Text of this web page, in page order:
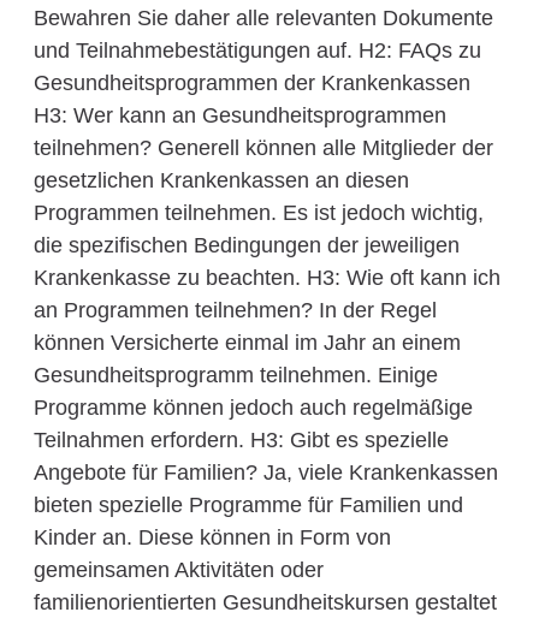
Bewahren Sie daher alle relevanten Dokumente
und Teilnahmebestätigungen auf. H2: FAQs zu
Gesundheitsprogrammen der Krankenkassen
H3: Wer kann an Gesundheitsprogrammen
teilnehmen? Generell können alle Mitglieder der
gesetzlichen Krankenkassen an diesen
Programmen teilnehmen. Es ist jedoch wichtig,
die spezifischen Bedingungen der jeweiligen
Krankenkasse zu beachten. H3: Wie oft kann ich
an Programmen teilnehmen? In der Regel
können Versicherte einmal im Jahr an einem
Gesundheitsprogramm teilnehmen. Einige
Programme können jedoch auch regelmäßige
Teilnahmen erfordern. H3: Gibt es spezielle
Angebote für Familien? Ja, viele Krankenkassen
bieten spezielle Programme für Familien und
Kinder an. Diese können in Form von
gemeinsamen Aktivitäten oder
familienorientierten Gesundheitskursen gestaltet